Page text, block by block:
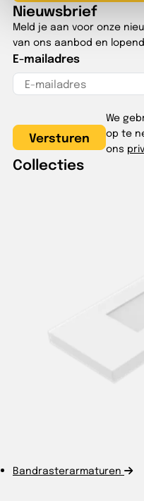
Nieuwsbrief
Meld je aan voor onze
van ons aanbod en
E-mailadres
We
op te
ons
Collecties
Bandrasterarmaturen